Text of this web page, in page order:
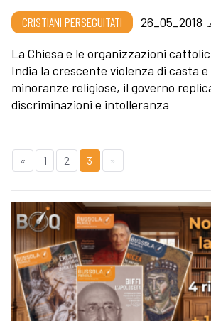
CRISTIANI PERSEGUITATI 26_05_2018
La Chiesa e le organizzazioni
India la crescente violenza di casta
minoranze religiose, il governo
discriminazioni e intolleranza
« 1 2 3 »